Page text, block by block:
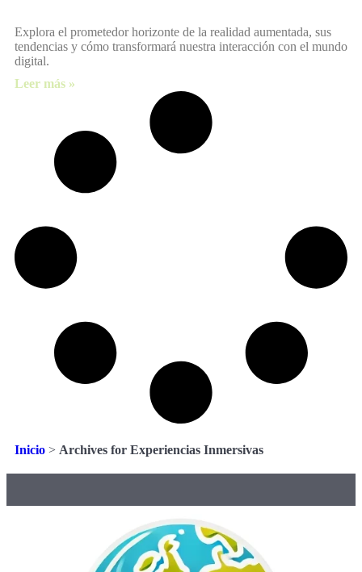
Explora el prometedor horizonte de la realidad aumentada, sus
tendencias y cómo transformará nuestra interacción con el mundo
digital.
Leer más »
Inicio > Archives for Experiencias Inmersivas